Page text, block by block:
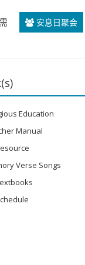
安息日聚会
Education
Manual
Verse Songs